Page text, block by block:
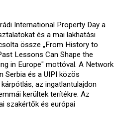
International Property Day a
és a mai lakhatási
össze „From History to
Lessons Can Shape the
in Europe" mottóval. A Network
Serbia és a UIPI közös
az ingatlantulajdon
kerültek terítékre. Az
szakértők és európai